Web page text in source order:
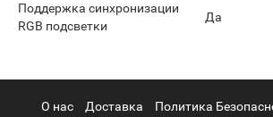
Поддержка синхронизации
RGB подсветки
Да
О нас Доставка Политика